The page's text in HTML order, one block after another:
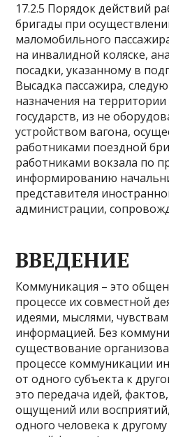
17.2.5 Порядок действий
бригады при
маломобильного
на инвалидной коляске,
посадки, указанному в
Высадка пассажира,
назначения на
государств, из не
устройством вагона,
работниками поездной
работниками вокзала по
информированию
представителя
администрации,
ВВЕДЕНИЕ
Коммуникация – это
процессе их совместной
идеями, мыслями,
информацией. Без
существование
процессе коммуникации
от одного субъекта к
это передача идей,
ощущений или
одного человека к